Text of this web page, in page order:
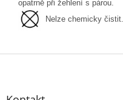
opatrně při žehlení s párou.
Nelze chemicky čistit.
Z